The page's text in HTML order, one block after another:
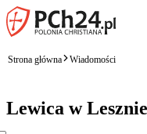
Strona główna Wiadomości
Lewica w